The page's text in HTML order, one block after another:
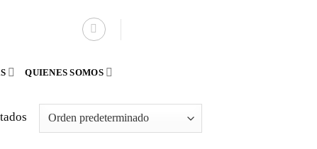
QUIENES SOMOS